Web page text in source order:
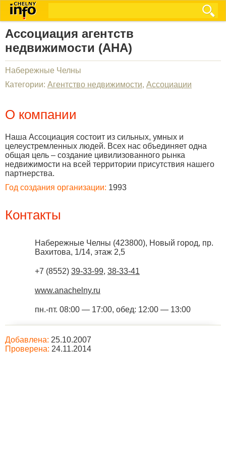
Ассоциация агентств
недвижимости (АНА)
Набережные Челны
Категории: Агентство недвижимости, Ассоциации
О компании
Наша Ассоциация состоит из сильных, умных и
целеустремленных людей. Всех нас объединяет одна
общая цель – создание цивилизованного рынка
недвижимости на всей территории присутствия нашего
партнерства.
Год создания организации: 1993
Контакты
Набережные Челны (423800), Новый город, пр.
Вахитова, 1/14, этаж 2,5
+7 (8552) 39-33-99, 38-33-41
www.anachelny.ru
пн.-пт. 08:00 — 17:00, обед: 12:00 — 13:00
Добавлена: 25.10.2007
Проверена: 24.11.2014